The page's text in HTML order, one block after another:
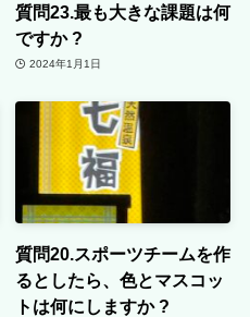
質問23.最も大きな課題は何
ですか ?
2024年1月1日
質問20.スポーツチームを作
るとしたら、色とマスコッ
トは何にしますか ?